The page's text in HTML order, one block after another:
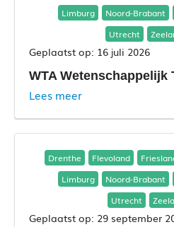
Limburg
Noord-Brabant
Utrecht
16 juli 2026
WTA
Lees meer
Drenthe Flevoland
Limburg
Noord-Brabant
Utrecht
29 september